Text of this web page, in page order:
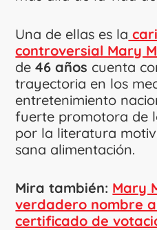
Una de ellas es la
controversial Mary
de46 años cuenta
trayectoria en los
entretenimiento
fuerte promotora de
por la literatura
sana alimentación.
Mira también: Mary
verdadero nombre
certificado de